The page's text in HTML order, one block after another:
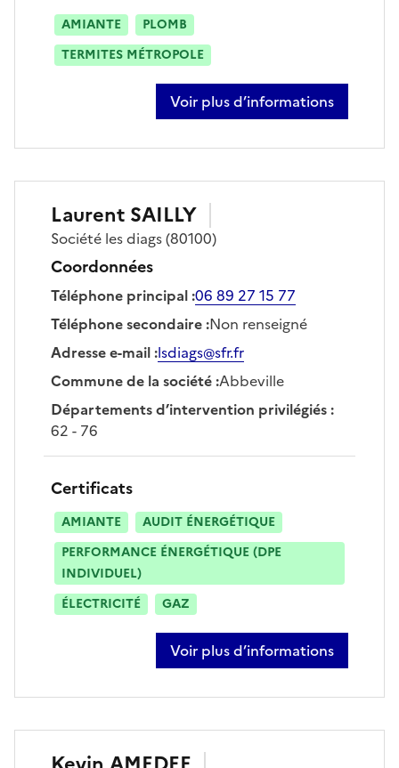
AMIANTE
PLOMB
TERMITES MÉTROPOLE
Voir plus d’informations
sur bastien vinchon
Laurent SAILLY
Société les diags(80100)
Coordonnées
Téléphone principal:06 89 27 15 77
Téléphone secondaire:Non renseigné
Adresse e-mail:lsdiags@sfr.fr
Commune de la société:Abbeville
Départements d’intervention privilégiés:
62 - 76
Certificats
AMIANTE
AUDIT ÉNERGÉTIQUE
PERFORMANCE ÉNERGÉTIQUE (DPE
INDIVIDUEL)
ÉLECTRICITÉ
GAZ
Voir plus d’informations
sur laurent sailly